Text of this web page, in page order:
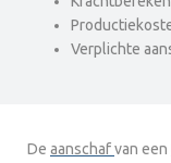
Verplichte
De aanschafvan een